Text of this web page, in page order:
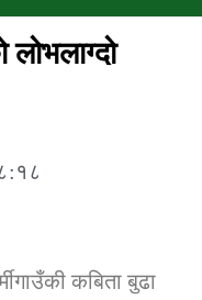
सुचना सन्देश
लोभलाग्दो
कबिता बुढा